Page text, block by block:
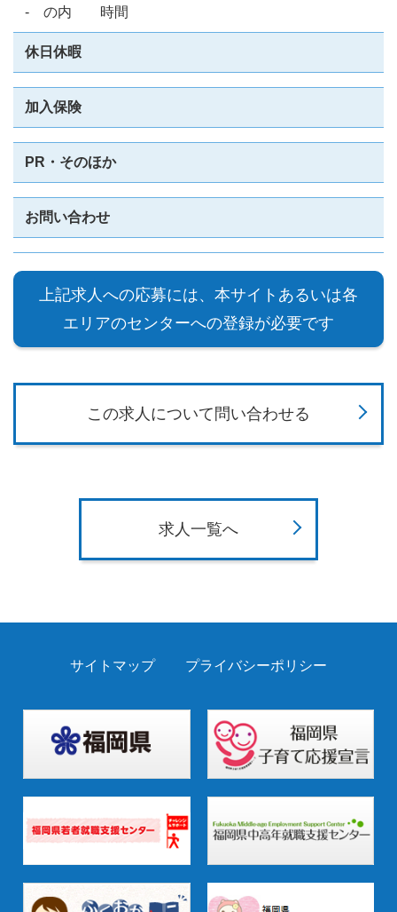
- の内 時間
休日休暇
加入保険
PR・そのほか
お問い合わせ
上記求人への応募には、本サイトあるいは各
エリアのセンターへの登録が必要です
この求人について問い合わせる
求人一覧へ
サイトマップ プライバシーポリシー